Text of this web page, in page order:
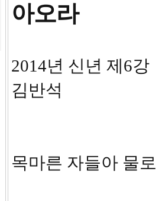
아오라
2014
김반석
목마른 자들아 물